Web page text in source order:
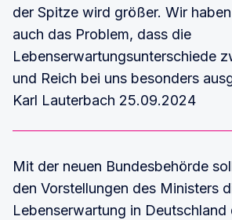
der Spitze wird größer. Wir
auch das Problem, dass die
Lebenserwartungsunterschiede
und Reich bei uns besonders
Karl Lauterbach 25.09.2024
Mit der neuen Bundesbehörde
den Vorstellungen des Ministers
Lebenserwartung in Deutschland